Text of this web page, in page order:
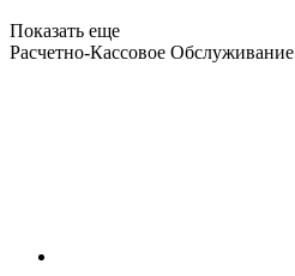
Показать еще
Расчетно-Кассовое Обслуживание